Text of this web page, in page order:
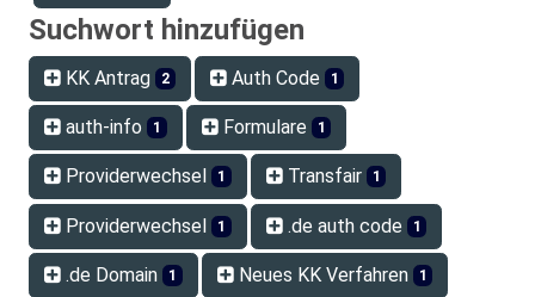
Suchwort hinzufügen
KK Antrag 2 Auth Code 1
auth-info 1 Formulare 1
Providerwechsel 1 Transfair 1
Providerwechsel 1 .de auth code 1
.de Domain 1 Neues KK Verfahren 1